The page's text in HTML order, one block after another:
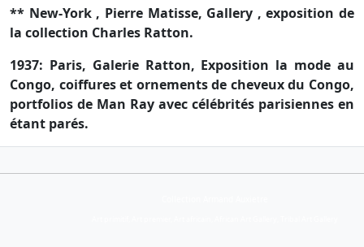
** New-York , Pierre Matisse, Gallery , exposition de
la collection Charles Ratton.
1937: Paris, Galerie Ratton, Exposition la mode au
Congo, coiffures et ornements de cheveux du Congo,
portfolios de Man Ray avec célébrités parisiennes en
étant parés.